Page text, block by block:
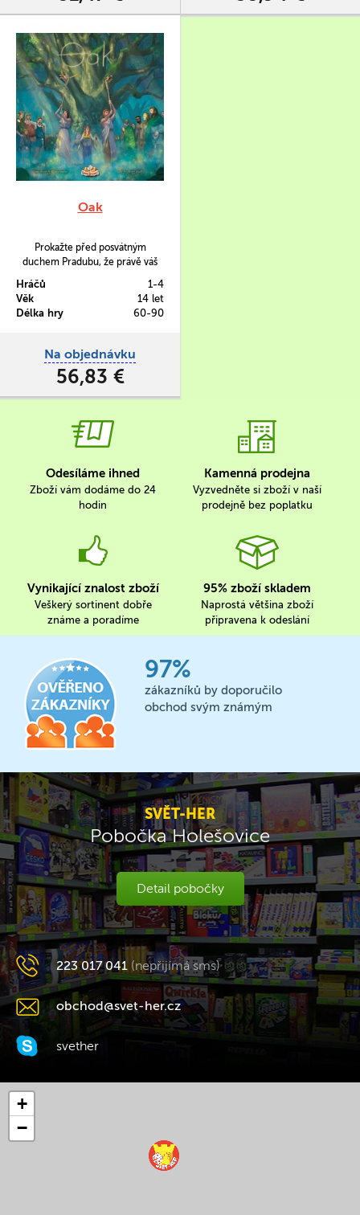
Oak
Prokažte před posvátným
duchem Pradubu, že právě váš
Jedině tak vám bude umožněno
nahlédnout do pramene
starobylých tajemství
hra založená na mechanice
worker placement, v níž se
stanete vůdcem jednoho ze čtyř
Hráčů
1-4
Věk
14 let
Délka hry
60-90
Na objednávku
56,83 €
Odesíláme ihned
Zboží vám dodáme do 24
hodin
Kamenná prodejna
Vyzvedněte si zboží v naší
prodejně bez poplatku
Vynikající znalost zboží
Veškerý sortinent dobře
známe a poradíme
95% zboží skladem
Naprostá většina zboží
připravena k odeslání
97%
zákazníků by doporučilo
obchod svým známým
SVĚT-HER
Pobočka Holešovice
Detail pobočky
223 017 041 (nepřijímá sms)
obchod@svet-her.cz
svether
+
−